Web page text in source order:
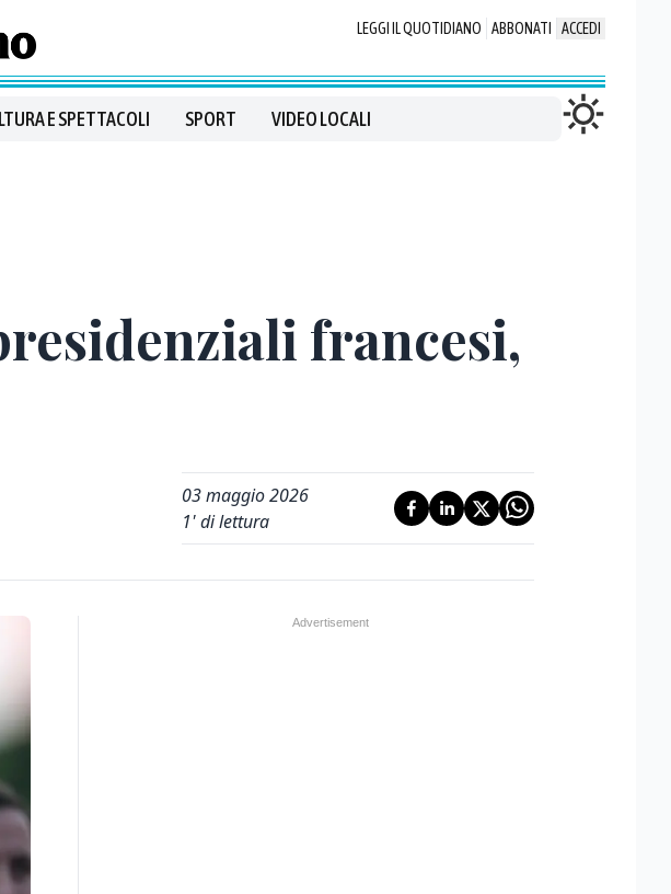
LEGGI IL QUOTIDIANO ABBONATI ACCEDI
E SPETTACOLI SPORT VIDEO LOCALI
francesi,
03 maggio 2026
1' di lettura